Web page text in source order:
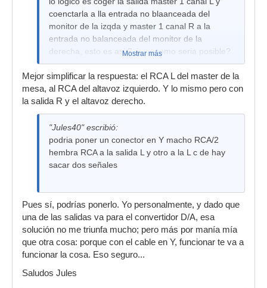
coenctarla a lla entrada no blaanceada del
monitor de la izqda y master 1 canal R a la
entrada no balanceada del monitor de la
derecha, esto es asi ?si no, como seria posible?
Mostrar más
Mejor simplificar la respuesta: el RCA L del master de la
mesa, al RCA del altavoz izquierdo. Y lo mismo pero con
la salida R y el altavoz derecho.
"Jules40" escribió:
podria poner un conector en Y macho RCA/2
hembra RCA a la salida L y otro a la L c de hay
sacar dos señales
Pues sí, podrías ponerlo. Yo personalmente, y dado que
una de las salidas va para el convertidor D/A, esa
solución no me triunfa mucho; pero más por manía mía
que otra cosa: porque con el cable en Y, funcionar te va a
funcionar la cosa. Eso seguro...
Saludos Jules